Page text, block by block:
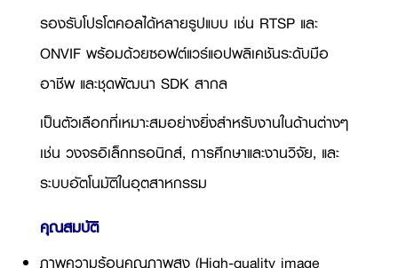
รองรับโปรโตคอลได้หลายรูปแบบ เช่น RTSP และ
ONVIF พร้อมด้วยซอฟต์แวร์แอปพลิเคชันระดับมือ
อาชีพ และชุดพัฒนา SDK สากล
เป็นตัวเลือกที่เหมาะสมอย่างยิ่งสำหรับงานในด้านต่างๆ
เช่น วงจรอิเล็กทรอนิกส์, การศึกษาและงานวิจัย, และ
ระบบอัตโนมัติในอุตสาหกรรม
คุณสมบัติ
ภาพความร้อนคุณภาพสูง (High-quality image